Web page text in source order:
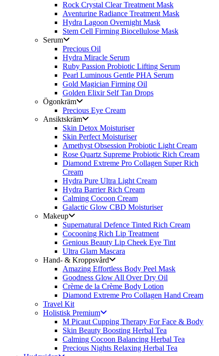
Rock Crystal Clear Treatment Mask
Aventurine Radiance Treatment Mask
Hydra Lagoon Overnight Mask
Stem Cell Firming Biocellulose Mask
Serum
Precious Oil
Hydra Miracle Serum
Ruby Passion Probiotic Lifting Serum
Pearl Luminous Gentle PHA Serum
Gold Magician Firming Oil
Golden Elixir Self Tan Drops
Ögonkräm
Precious Eye Cream
Ansiktskräm
Skin Detox Moisturiser
Skin Perfect Moisturiser
Amethyst Obsession Probiotic Light Cream
Rose Quartz Supreme Probiotic Rich Cream
Diamond Extreme Pro Collagen Super Rich
Cream
Hydra Pure Ultra Light Cream
Hydra Barrier Rich Cream
Calming Cocoon Cream
Galactic Glow CBD Moisturiser
Makeup
Supernatural Defence Tinted Rich Cream
Cocooning Rich Lip Treatment
Genious Beauty Lip Cheek Eye Tint
Ultra Glam Mascara
Hand- & Kroppsvård
Amazing Effortless Body Peel Mask
Goodness Glow All Over Dry Oil
Crème de la Crème Body Lotion
Diamond Extreme Pro Collagen Hand Cream
Travel Kit
Holistisk Premium
M Picaut Cupping Therapy For Face & Body
Skin Beauty Boosting Herbal Tea
Calming Cocoon Balancing Herbal Tea
Precious Nights Relaxing Herbal Tea